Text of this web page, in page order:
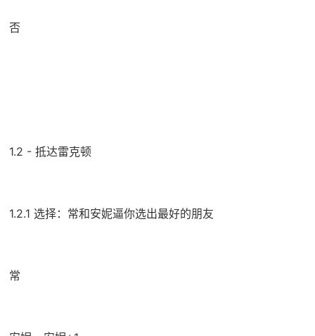
否
1.2 - 抵达雷克顿
1.2.1 选择：常和安妮逼你选出最好的朋友
常